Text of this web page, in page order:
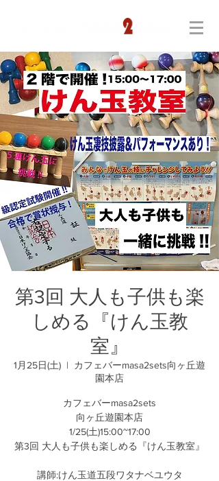
第3回 大人も子供も楽
しめる『けん玉教
室』
1月25日(土)
  |
カフェバーmasa2sets向ヶ丘遊
園本店
カフェバーmasa2sets
向ヶ丘遊園本店
1/25(土)15:00~17:00
第3回 大人も子供も楽しめる『けん玉教室』
講師:けん玉道五段ワタナベユウタ